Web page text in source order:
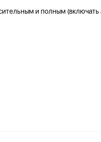
и полным